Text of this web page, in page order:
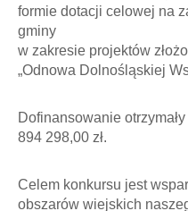
formie dotacji celowej na
gminy
w zakresie projektów
„Odnowa Dolnośląskiej
Dofinansowanie
894 298,00 zł.
Celem konkursu jest
obszarów wiejskich